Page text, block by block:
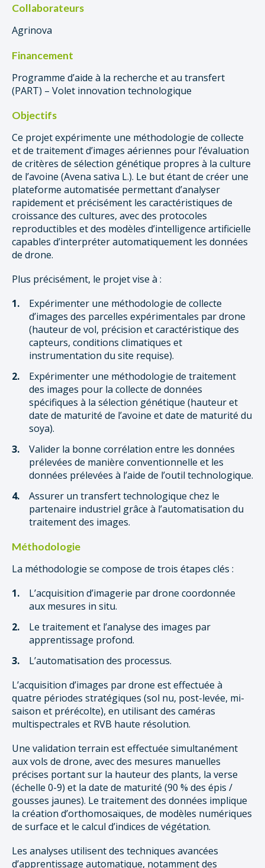
Collaborateurs
Agrinova
Financement
Programme d’aide à la recherche et au transfert
(PART) – Volet innovation technologique
Objectifs
Ce projet expérimente une méthodologie de collecte
et de traitement d’images aériennes pour l’évaluation
de critères de sélection génétique propres à la culture
de l’avoine (Avena sativa L.). Le but étant de créer une
plateforme automatisée permettant d’analyser
rapidement et précisément les caractéristiques de
croissance des cultures, avec des protocoles
reproductibles et des modèles d’intelligence artificielle
capables d’interpréter automatiquement les données
de drone.
Plus précisément, le projet vise à :
Expérimenter une méthodologie de collecte
d’images des parcelles expérimentales par drone
(hauteur de vol, précision et caractéristique des
capteurs, conditions climatiques et
instrumentation du site requise).
Expérimenter une méthodologie de traitement
des images pour la collecte de données
spécifiques à la sélection génétique (hauteur et
date de maturité de l’avoine et date de maturité du
soya).
Valider la bonne corrélation entre les données
prélevées de manière conventionnelle et les
données prélevées à l’aide de l’outil technologique.
Assurer un transfert technologique chez le
partenaire industriel grâce à l’automatisation du
traitement des images.
Méthodologie
La méthodologie se compose de trois étapes clés :
L’acquisition d’imagerie par drone coordonnée
aux mesures in situ.
Le traitement et l’analyse des images par
apprentissage profond.
L’automatisation des processus.
L’acquisition d’images par drone est effectuée à
quatre périodes stratégiques (sol nu, post-levée, mi-
saison et prérécolte), en utilisant des caméras
multispectrales et RVB haute résolution.
Une validation terrain est effectuée simultanément
aux vols de drone, avec des mesures manuelles
précises portant sur la hauteur des plants, la verse
(échelle 0-9) et la date de maturité (90 % des épis /
gousses jaunes). Le traitement des données implique
la création d’orthomosaïques, de modèles numériques
de surface et le calcul d’indices de végétation.
Les analyses utilisent des techniques avancées
d’apprentissage automatique, notamment des